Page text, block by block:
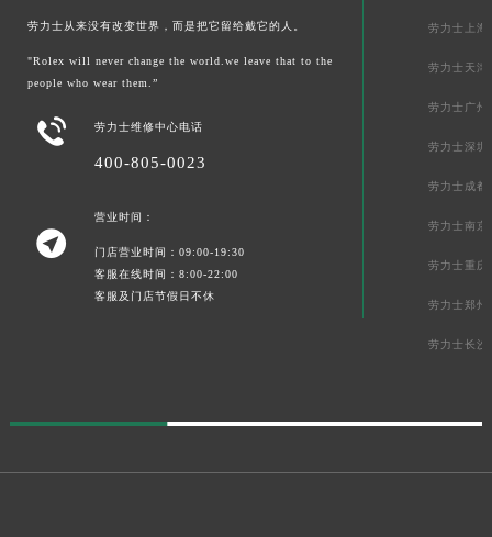
劳力士从来没有改变世界，而是把它留给戴它的人。
"Rolex will never change the world.we leave that to the
people who wear them.”
 劳力士维修中心电话
400-805-0023

营业时间：
门店营业时间：09:00-19:30
客服在线时间：8:00-22:00
客服及门店节假日不休
劳力士上海
劳力士天津
劳力士广州
劳力士深圳
劳力士成都
劳力士南京
劳力士重庆
劳力士郑州
劳力士长沙